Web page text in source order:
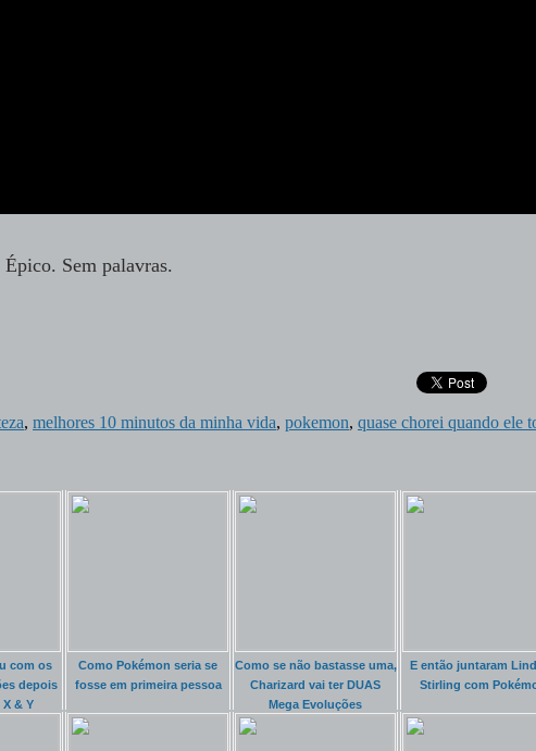
Épico. Sem palavras.
, melhores 10 minutos da minha vida, pokemon, quase chorei quando ele
com os
depois
& Y
Como Pokémon seria se
fosse em primeira pessoa
Como se não bastasse uma,
Charizard vai ter DUAS
Mega Evoluções
E então juntaram
Stirling com